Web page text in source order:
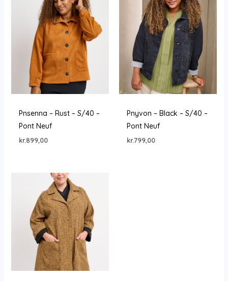
Pnsenna – Rust – S/40 –
Pont Neuf
kr.899,00
Pnyvon – Black – S/40 –
Pont Neuf
kr.799,00